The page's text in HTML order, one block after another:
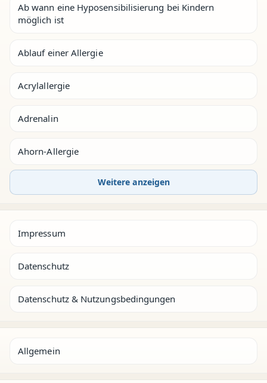
Ab wann eine Hyposensibilisierung bei Kindern
möglich ist
Ablauf einer Allergie
Acrylallergie
Adrenalin
Ahorn-Allergie
Weitere anzeigen
Impressum
Datenschutz
Datenschutz & Nutzungsbedingungen
Allgemein